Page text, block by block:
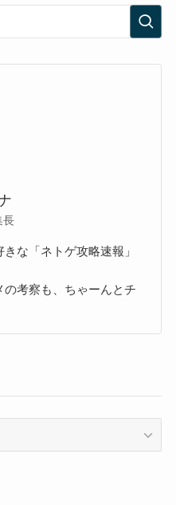
長
な「ネトゲ攻略速報」
考察も、ちゃーんとチ